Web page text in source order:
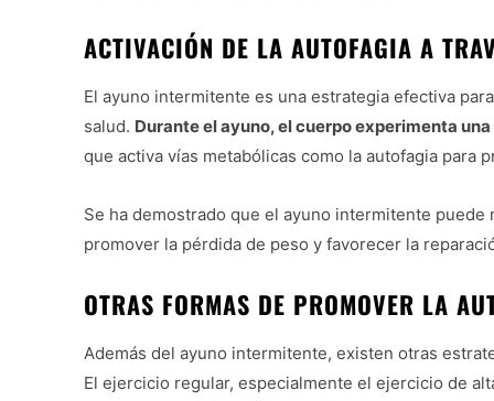
ACTIVACIÓN DE LA AUTOFAGIA A
El ayuno intermitente es una estrategia efectiva
salud. Durante el ayuno, el cuerpo experimenta
que activa vías metabólicas como la autofagia para
Se ha demostrado que el ayuno intermitente puede
promover la pérdida de peso y favorecer la
OTRAS FORMAS DE PROMOVER LA
Además del ayuno intermitente, existen otras
El ejercicio regular, especialmente el ejercicio de